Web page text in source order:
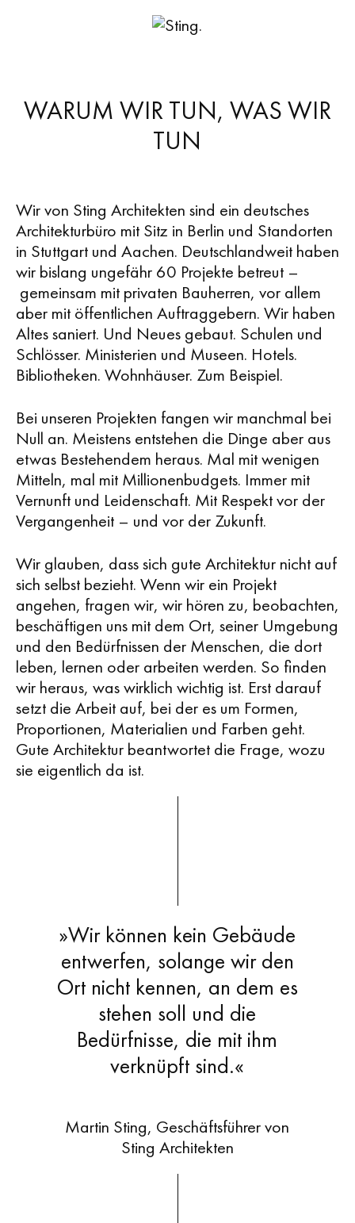
primary
content
WARUM WIR TUN, WAS WIR
TUN
Wir von Sting Architekten sind ein deutsches
Architekturbüro mit Sitz in Berlin und Standorten
in Stuttgart und Aachen. Deutschlandweit haben
wir bislang ungefähr 60 Projekte betreut –
gemeinsam mit privaten Bauherren, vor allem
aber mit öffentlichen Auftraggebern. Wir haben
Altes saniert. Und Neues gebaut. Schulen und
Schlösser. Ministerien und Museen. Hotels.
Bibliotheken. Wohnhäuser. Zum Beispiel.
Bei unseren Projekten fangen wir manchmal bei
Null an. Meistens entstehen die Dinge aber aus
etwas Bestehendem heraus. Mal mit wenigen
Mitteln, mal mit Millionenbudgets. Immer mit
Vernunft und Leidenschaft. Mit Respekt vor der
Vergangenheit – und vor der Zukunft.
Wir glauben, dass sich gute Architektur nicht auf
sich selbst bezieht. Wenn wir ein Projekt
angehen, fragen wir, wir hören zu, beobachten,
beschäftigen uns mit dem Ort, seiner Umgebung
und den Bedürfnissen der Menschen, die dort
leben, lernen oder arbeiten werden. So finden
wir heraus, was wirklich wichtig ist. Erst darauf
setzt die Arbeit auf, bei der es um Formen,
Proportionen, Materialien und Farben geht.
Gute Architektur beantwortet die Frage, wozu
sie eigentlich da ist.
»Wir können kein Gebäude
entwerfen, solange wir den
Ort nicht kennen, an dem es
stehen soll und die
Bedürfnisse, die mit ihm
verknüpft sind.«
Martin Sting, Geschäftsführer von
Sting Architekten